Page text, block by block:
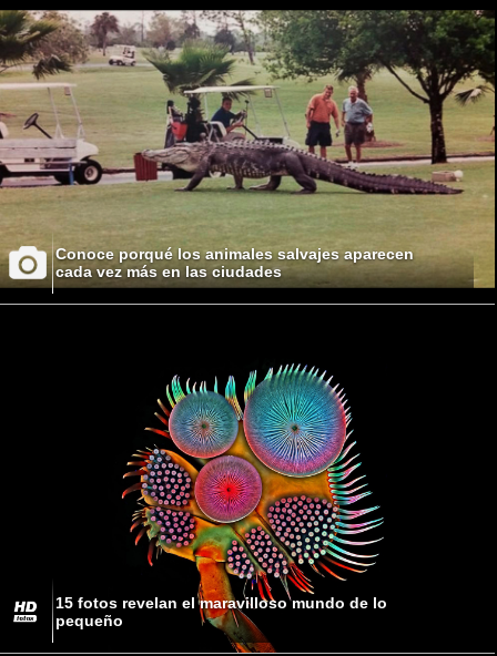
Conoce porqué los animales salvajes aparecen
cada vez más en las ciudades
15 fotos revelan el maravilloso mundo de lo
pequeño